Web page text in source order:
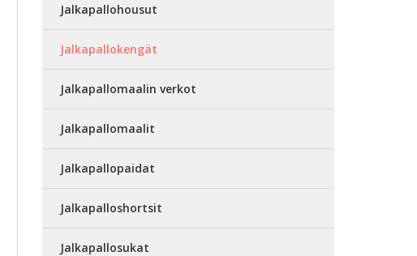
Jalkapallohousut
Jalkapallokengät
Jalkapallomaalin verkot
Jalkapallomaalit
Jalkapallopaidat
Jalkapalloshortsit
Jalkapallosukat